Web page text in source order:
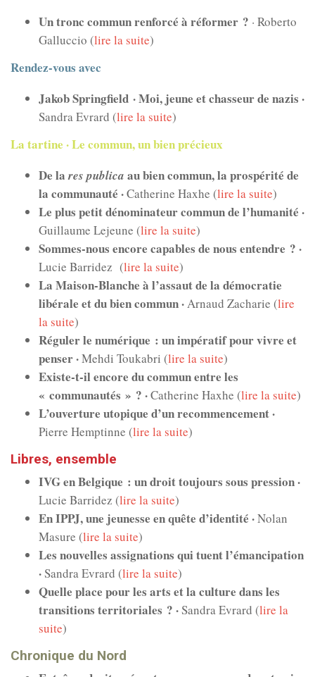
Un tronc commun renforcé à réformer ? · Roberto
Galluccio (lire la suite)
Rendez-vous avec
Jakob Springfield · Moi, jeune et chasseur de nazis ·
Sandra Evrard (lire la suite)
La tartine · Le commun, un bien précieux
De lares publica au bien commun, la prospérité de
la communauté ·Catherine Haxhe (lire la suite)
Le plus petit dénominateur commun de l’humanité ·
Guillaume Lejeune (lire la suite)
Sommes-nous encore capables de nous entendre ? ·
Lucie Barridez (lire la suite)
La Maison-Blanche à l’assaut de la démocratie
libérale et du bien commun ·Arnaud Zacharie (lire
la suite)
Réguler le numérique : un impératif pour vivre et
penser ·Mehdi Toukabri (lire la suite)
Existe-t-il encore du commun entre les
« communautés » ? ·Catherine Haxhe (lire la suite)
L’ouverture utopique d’un recommencement ·
Pierre Hemptinne (lire la suite)
Libres, ensemble
IVG en Belgique : un droit toujours sous pression ·
Lucie Barridez (lire la suite)
En IPPJ, une jeunesse en quête d’identité ·Nolan
Masure (lire la suite)
Les nouvelles assignations qui tuent l’émancipation
·Sandra Evrard (lire la suite)
Quelle place pour les arts et la culture dans les
transitions territoriales ? ·Sandra Evrard (lire la
suite)
Chronique du Nord